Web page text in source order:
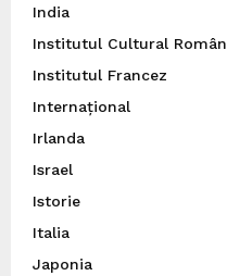
India
Institutul Cultural Român
Institutul Francez
Internațional
Irlanda
Israel
Istorie
Italia
Japonia